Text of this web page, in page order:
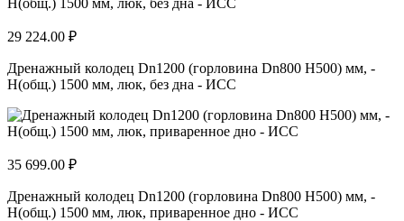
29 224.00 ₽
Дренажный колодец Dn1200 (горловина Dn800 H500) мм, -
H(общ.) 1500 мм, люк, без дна - ИСС
35 699.00 ₽
Дренажный колодец Dn1200 (горловина Dn800 H500) мм, -
H(общ.) 1500 мм, люк, приваренное дно - ИСС